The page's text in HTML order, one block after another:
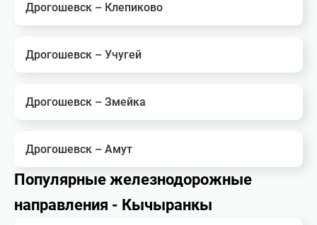
Дрогошевск – Клепиково
Дрогошевск – Учугей
Дрогошевск – Змейка
Дрогошевск – Амут
Популярные железнодорожные
направления - Кычыранкы